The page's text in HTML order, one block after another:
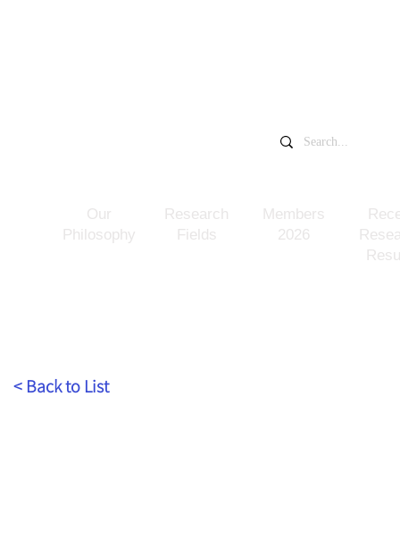
Our
Philosophy
Research
Fields
Members
2026
< Back to List